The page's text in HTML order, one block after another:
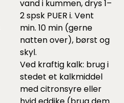
vand i kummen, drys 1–
2 spsk PUER i. Vent
min. 10 min (gerne
natten over), børst og
skyl.
Ved kraftig kalk: brug i
stedet et kalkmiddel
med citronsyre eller